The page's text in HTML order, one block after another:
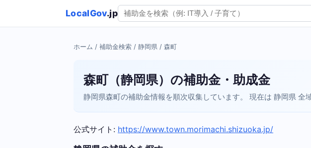
LocalGov.jp
ホーム / 補助金検索 / 静岡県 / 森町
森町（静岡県）の補助金・助成金
静岡県森町の補助金情報を順次収集しています。 現在は 静岡県 全
公式サイト: https://www.town.morimachi.shizuoka.jp/